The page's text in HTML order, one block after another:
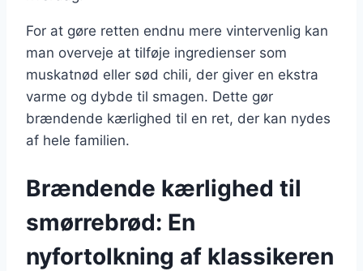
For at gøre retten endnu mere vintervenlig kan
man overveje at tilføje ingredienser som
muskatnød eller sød chili, der giver en ekstra
varme og dybde til smagen. Dette gør
brændende kærlighed til en ret, der kan nydes
af hele familien.
Brændende kærlighed til
smørrebrød: En
nyfortolkning af klassikeren